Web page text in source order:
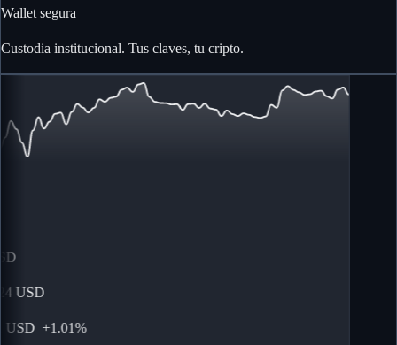
Wallet segura
Custodia institucional. Tus claves, tu cripto.
USD
+ 1.01%